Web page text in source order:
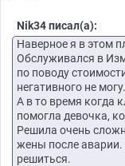
Nik34 писал(а):
Наверное я в этом
Обслуживался в
по поводу
негативного не могу.
А в то время когда
помогла девочка,
Решила очень
жены после аварии.
решиться.